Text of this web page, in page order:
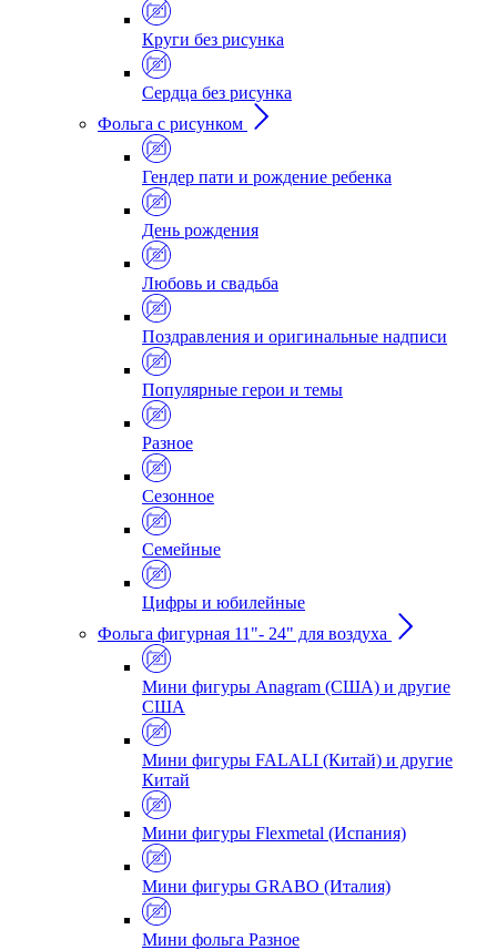
Круги без рисунка
Сердца без рисунка
Фольга с рисунком
Гендер пати и рождение ребенка
День рождения
Любовь и свадьба
Поздравления и оригинальные надписи
Популярные герои и темы
Разное
Сезонное
Семейные
Цифры и юбилейные
Фольга фигурная 11"- 24" для воздуха
Мини фигуры Anagram (США) и другие
США
Мини фигуры FALALI (Китай) и другие
Китай
Мини фигуры Flexmetal (Испания)
Мини фигуры GRABO (Италия)
Мини фольга Разное